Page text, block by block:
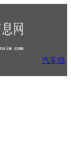
汽车信